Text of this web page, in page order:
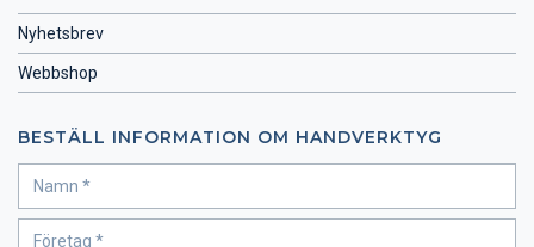
Nyhetsbrev
Webbshop
BESTÄLL INFORMATION OM HANDVERKTYG